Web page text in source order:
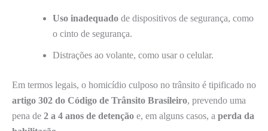
Uso inadequado de dispositivos de segurança, como
o cinto de segurança.
Distrações ao volante, como usar o celular.
Em termos legais, o homicídio culposo no trânsito é tipificado no
artigo 302 do Código de Trânsito Brasileiro, prevendo uma
pena de 2 a 4 anos de detenção e, em alguns casos, a perda da